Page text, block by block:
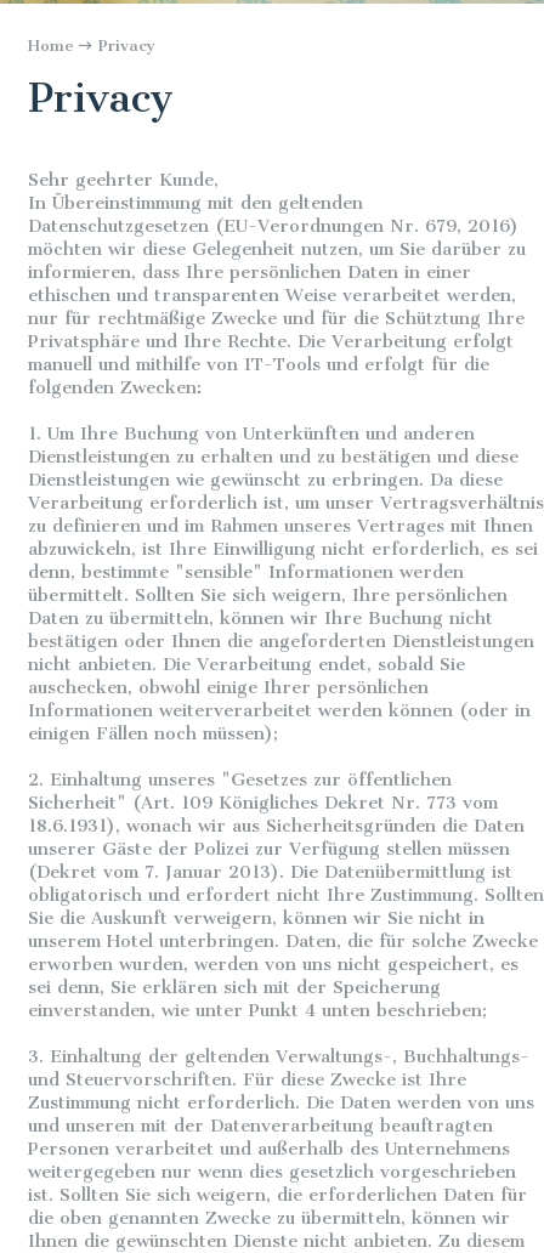
Home Privacy
Privacy
Sehr geehrter Kunde,
In Übereinstimmung mit den geltenden
Datenschutzgesetzen (EU-Verordnungen Nr. 679, 2016)
möchten wir diese Gelegenheit nutzen, um Sie darüber zu
informieren, dass Ihre persönlichen Daten in einer
ethischen und transparenten Weise verarbeitet werden,
nur für rechtmäßige Zwecke und für die Schütztung Ihre
Privatsphäre und Ihre Rechte. Die Verarbeitung erfolgt
manuell und mithilfe von IT-Tools und erfolgt für die
folgenden Zwecken:
1. Um Ihre Buchung von Unterkünften und anderen
Dienstleistungen zu erhalten und zu bestätigen und diese
Dienstleistungen wie gewünscht zu erbringen. Da diese
Verarbeitung erforderlich ist, um unser Vertragsverhältnis
zu definieren und im Rahmen unseres Vertrages mit Ihnen
abzuwickeln, ist Ihre Einwilligung nicht erforderlich, es sei
denn, bestimmte "sensible" Informationen werden
übermittelt. Sollten Sie sich weigern, Ihre persönlichen
Daten zu übermitteln, können wir Ihre Buchung nicht
bestätigen oder Ihnen die angeforderten Dienstleistungen
nicht anbieten. Die Verarbeitung endet, sobald Sie
auschecken, obwohl einige Ihrer persönlichen
Informationen weiterverarbeitet werden können (oder in
einigen Fällen noch müssen);
2. Einhaltung unseres "Gesetzes zur öffentlichen
Sicherheit" (Art. 109 Königliches Dekret Nr. 773 vom
18.6.1931), wonach wir aus Sicherheitsgründen die Daten
unserer Gäste der Polizei zur Verfügung stellen müssen
(Dekret vom 7. Januar 2013). Die Datenübermittlung ist
obligatorisch und erfordert nicht Ihre Zustimmung. Sollten
Sie die Auskunft verweigern, können wir Sie nicht in
unserem Hotel unterbringen. Daten, die für solche Zwecke
erworben wurden, werden von uns nicht gespeichert, es
sei denn, Sie erklären sich mit der Speicherung
einverstanden, wie unter Punkt 4 unten beschrieben;
3. Einhaltung der geltenden Verwaltungs-, Buchhaltungs-
und Steuervorschriften. Für diese Zwecke ist Ihre
Zustimmung nicht erforderlich. Die Daten werden von uns
und unseren mit der Datenverarbeitung beauftragten
Personen verarbeitet und außerhalb des Unternehmens
weitergegeben nur wenn dies gesetzlich vorgeschrieben
ist. Sollten Sie sich weigern, die erforderlichen Daten für
die oben genannten Zwecke zu übermitteln, können wir
Ihnen die gewünschten Dienste nicht anbieten. Zu diesem